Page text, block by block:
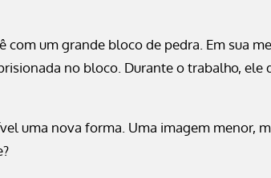
um grande bloco de pedra. Em sua
no bloco. Durante o trabalho, ele
uma nova forma. Uma imagem menor,